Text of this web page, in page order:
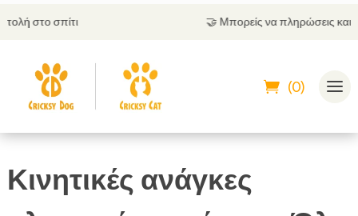
Μπορείς να πληρώσεις και με αντικαταβολή
(0)
Κινητικές ανάγκες